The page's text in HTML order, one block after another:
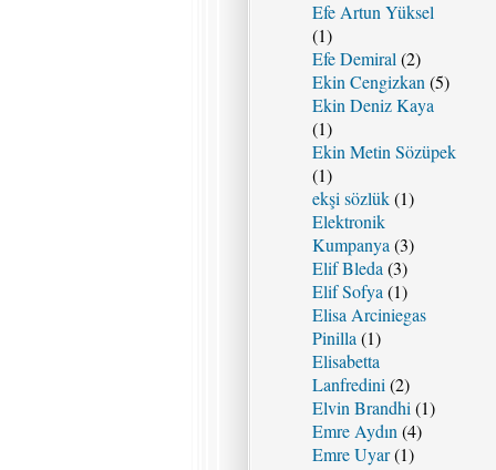
Efe Artun Yüksel
(1)
Efe Demiral (2)
Ekin Cengizkan (5)
Ekin Deniz Kaya
(1)
Ekin Metin Sözüpek
(1)
ekşi sözlük(1)
Elektronik
Kumpanya (3)
Elif Bleda (3)
Elif Sofya (1)
Elisa Arciniegas
Pinilla (1)
Elisabetta
Lanfredini (2)
Elvin Brandhi (1)
Emre Aydın (4)
Emre Uyar(1)